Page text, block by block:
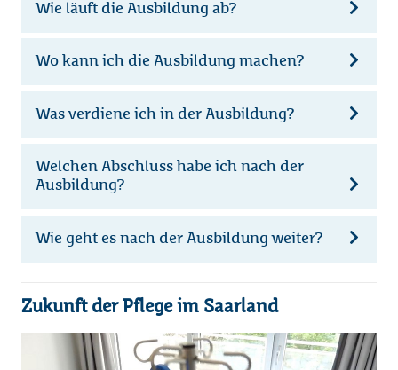
Wie läuft die Ausbildung ab?
Wo kann ich die Ausbildung machen?
Was verdiene ich in der Ausbildung?
Welchen Abschluss habe ich nach der
Ausbildung?
Wie geht es nach der Ausbildung weiter?
Zukunft der Pflege im Saarland